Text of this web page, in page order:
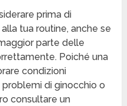
prima di
tua routine, anche se
parte delle
Poiché una
condizioni
di ginocchio o
consultare un